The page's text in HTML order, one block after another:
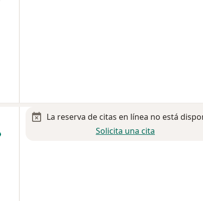
La reserva de citas en línea no está
Solicita una cita